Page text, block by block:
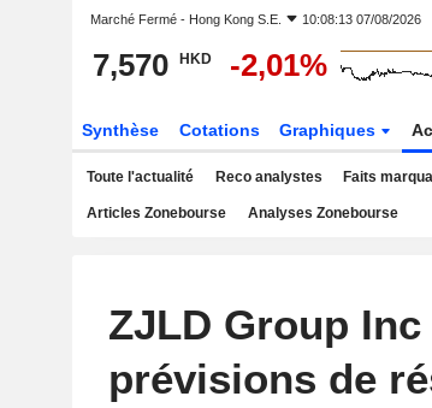
Marché Fermé - Hong Kong S.E. 10:08:13 07/08/2026
7,570 HKD -2,01%
Synthèse Cotations Graphiques
Toute l'actualité Reco analystes Faits
Articles Zonebourse Analyses Zonebourse
ZJLD Group
prévisions de